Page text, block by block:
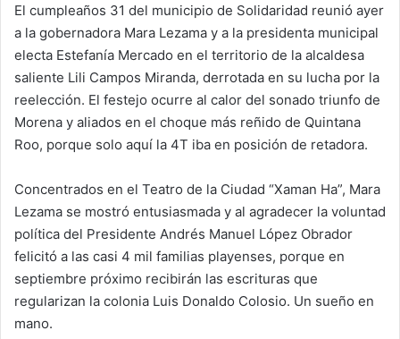
El cumpleaños 31 del municipio de Solidaridad reunió ayer
a la gobernadora Mara Lezama y a la presidenta municipal
electa Estefanía Mercado en el territorio de la alcaldesa
saliente Lili Campos Miranda, derrotada en su lucha por la
reelección. El festejo ocurre al calor del sonado triunfo de
Morena y aliados en el choque más reñido de Quintana
Roo, porque solo aquí la 4T iba en posición de retadora.
Concentrados en el Teatro de la Ciudad “Xaman Ha”, Mara
Lezama se mostró entusiasmada y al agradecer la voluntad
política del Presidente Andrés Manuel López Obrador
felicitó a las casi 4 mil familias playenses, porque en
septiembre próximo recibirán las escrituras que
regularizan la colonia Luis Donaldo Colosio. Un sueño en
mano.